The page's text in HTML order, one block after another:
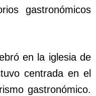
gastronómicos
en la iglesia de
centrada en el
gastronómico.